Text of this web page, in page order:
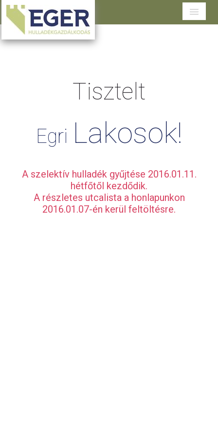
Szolgáltatások területenként
Ügyfélszolgálat
Tisztelt
Egri Lakosok!
A szelektív hulladék gyűjtése 2016.01.11.
hétfőtől kezdődik.
A részletes utcalista a honlapunkon
2016.01.07-én kerül feltöltésre.